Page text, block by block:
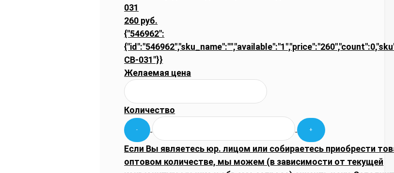
031
260 руб.
{"546962":
CB-031"}}
Желаемая цена
Количество
Если Вы являетесь юр. лицом или собираетесь приобрести
оптовом количестве, мы можем (в зависимости от текущей